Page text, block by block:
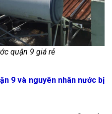
quận 9 giá rẻ
9 và nguyên nhân nước bị